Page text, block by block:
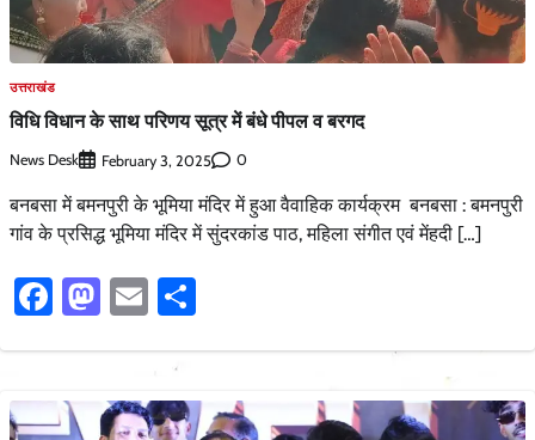
उत्तराखंड
विधि विधान के साथ परिणय सूत्र में बंधे पीपल व बरगद
News Desk February 3, 2025 0
बनबसा में बमनपुरी के भूमिया मंदिर में हुआ वैवाहिक कार्यक्रम बनबसा : बमनपुरी
गांव के प्रसिद्ध भूमिया मंदिर में सुंदरकांड पाठ, महिला संगीत एवं मेंहदी […]
Facebook
Mastodon
Email